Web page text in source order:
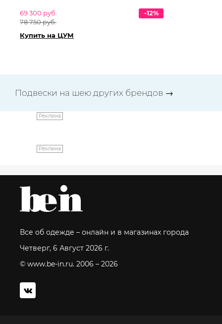
69 300 руб.
78 750 руб.
-12%
Купить на ЦУМ
Подвески на шею других брендов →
Реклама
Реклама
Все об одежде – онлайн и в магазинах города
Четверг, 6 Август 2026 г.
© www.be-in.ru. 2006 – 2026